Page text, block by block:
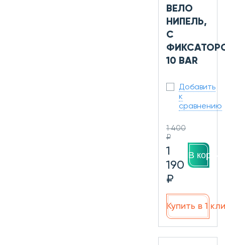
ВЕЛО
НИПЕЛЬ,
С
10 BAR
Добавить
к
сравнению
1 400
₽
1
190
₽
В
Купить в 1